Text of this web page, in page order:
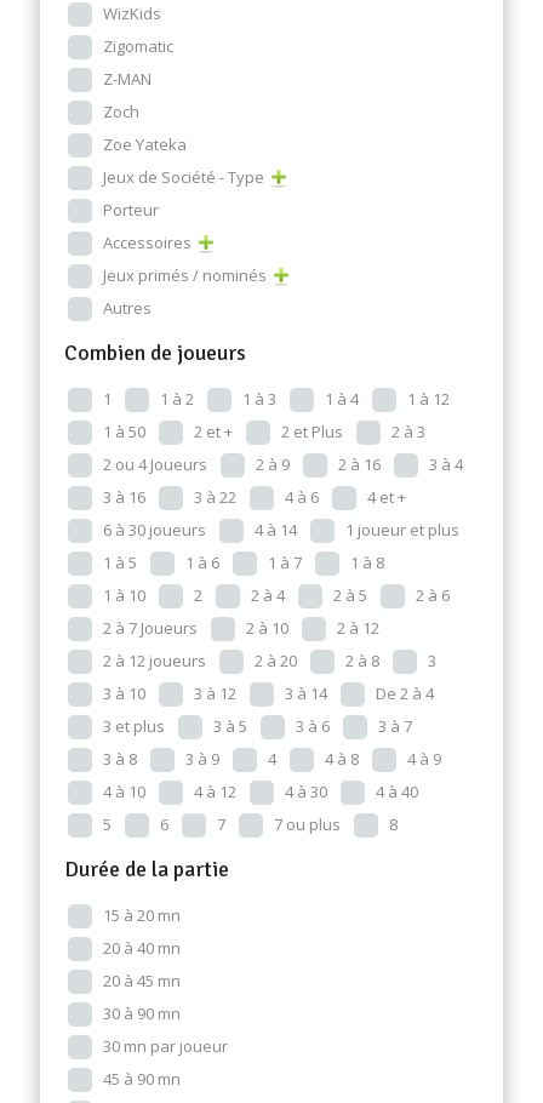
WizKids
Zigomatic
Z-MAN
Zoch
Zoe Yateka
Jeux de Société - Type
Porteur
Accessoires
Jeux primés / nominés
Autres
Combien de joueurs
1 1 à 2 1 à 3 1 à 4
1 à 12
1 à 50
2 et + 2 et Plus
2 à 3
2 ou 4 Joueurs
2 à 9 2 à 16
3 à 4
3 à 16
3 à 22 4 à 6
4 et +
6 à 30 joueurs
4 à 14
1 joueur et plus
1 à 5
1 à 6 1 à 7
1 à 8
1 à 10
2 2 à 4 2 à 5
2 à 6
2 à 7 Joueurs
2 à 10
2 à 12
2 à 12 joueurs
2 à 20 2 à 8
3
3 à 10
3 à 12 3 à 14
De 2 à 4
3 et plus
3 à 5 3 à 6
3 à 7
3 à 8
3 à 9 4 4 à 8
4 à 9
4 à 10
4 à 12 4 à 30
4 à 40
5
6 7 7 ou plus 8
Durée de la partie
15 à 20 mn
20 à 40 mn
20 à 45 mn
30 à 90 mn
30 mn par joueur
45 à 90 mn